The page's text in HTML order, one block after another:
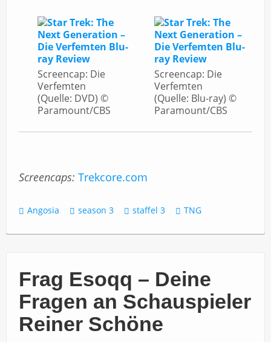
Screencap: Die
Verfemten
(Quelle: DVD) ©
Paramount/CBS
Screencap: Die
Verfemten
(Quelle: Blu-ray) ©
Paramount/CBS
Screencaps: Trekcore.com
Angosia season 3 staffel 3 TNG
Frag Esoqq – Deine
Fragen an Schauspieler
Reiner Schöne